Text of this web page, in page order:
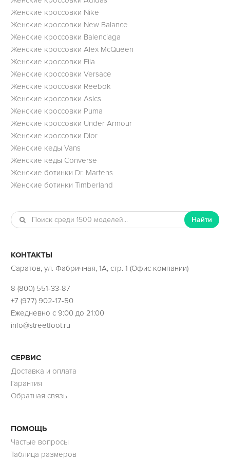
Женские кроссовки Nike
Женские кроссовки New Balance
Женские кроссовки Balenciaga
Женские кроссовки Alex McQueen
Женские кроссовки Fila
Женские кроссовки Versace
Женские кроссовки Reebok
Женские кроссовки Asics
Женские кроссовки Puma
Женские кроссовки Under Armour
Женские кроссовки Dior
Женские кеды Vans
Женские кеды Converse
Женские ботинки Dr. Martens
Женские ботинки Timberland
Найти
КОНТАКТЫ
Саратов, ул. Фабричная, 1А, стр. 1 (Офис компании)
8 (800) 551-33-87
+7 (977) 902-17-50
Ежедневно с 9:00 до 21:00
info@streetfoot.ru
СЕРВИС
Доставка и оплата
Гарантия
Обратная связь
ПОМОЩЬ
Частые вопросы
Таблица размеров